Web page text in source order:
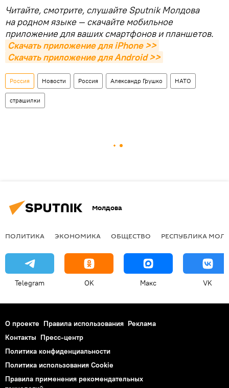
Читайте, смотрите, слушайте Sputnik Молдова
на родном языке — скачайте мобильное
приложение для ваших смартфонов и планшетов.
Скачать приложение для iPhone >>
Скачать приложение для Android >>
Россия Новости Россия Александр Грушко НАТО
страшилки
Молдова
ПОЛИТИКА ЭКОНОМИКА ОБЩЕСТВО РЕСПУБЛИКА
Telegram OK Макс VK
О проекте Правила использования Реклама
Контакты Пресс-центр
Политика конфиденциальности
Политика использования Cookie
Правила применения рекомендательных